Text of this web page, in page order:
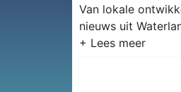
Van lokale
nieuws uit
Naast Waterland